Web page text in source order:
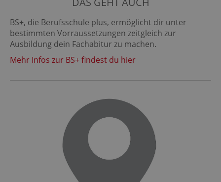
BS+, die Berufsschule plus, ermöglicht dir unter
bestimmten Vorraussetzungen zeitgleich zur
Ausbildung dein Fachabitur zu machen.
Mehr Infos zur BS+ findest du hier